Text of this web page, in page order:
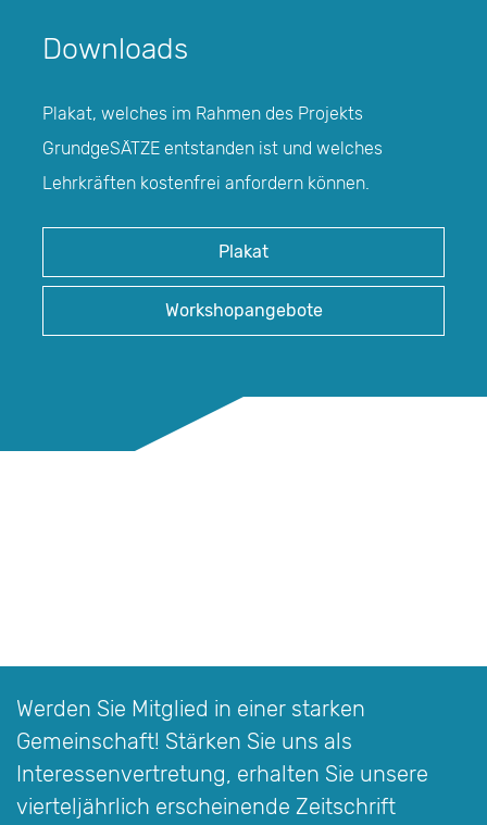
Downloads
Plakat, welches im Rahmen des Projekts
GrundgeSÄTZE entstanden ist und welches
Lehrkräften kostenfrei anfordern können.
Plakat
Workshopangebote
Werden Sie Mitglied in einer starken
Gemeinschaft! Stärken Sie uns als
Interessen­vertretung, erhalten Sie unsere
vierteljährlich erscheinende Zeitschrift